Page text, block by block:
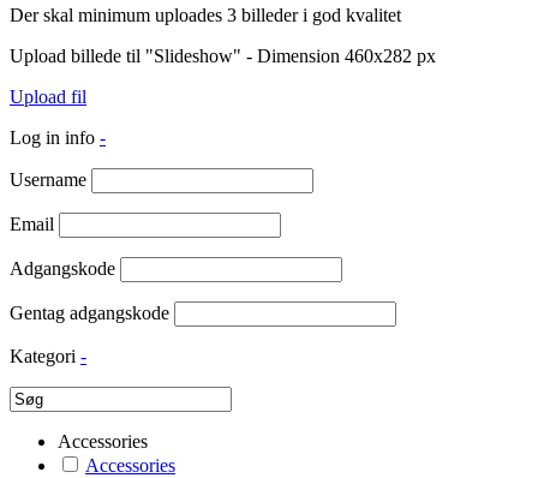
Der skal minimum uploades 3 billeder i god kvalitet
Upload billede til "Slideshow" - Dimension 460x282 px
Upload fil
Log in info -
Username
Email
Adgangskode
Gentag adgangskode
Kategori -
Accessories
Accessories